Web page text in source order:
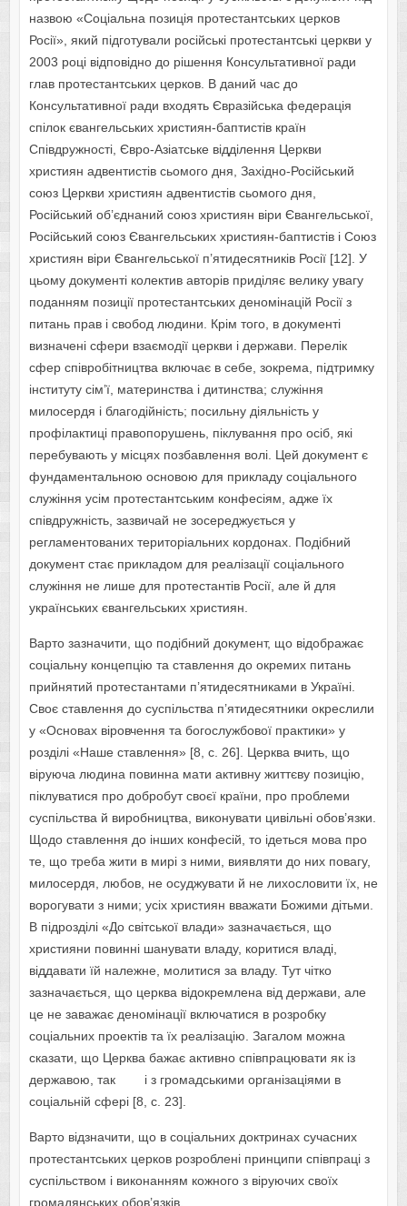
назвою «Соціальна позиція протестантських церков
Росії», який підготували російські протестантські церкви у
2003 році відповідно до рішення Консультативної ради
глав протестантських церков. В даний час до
Консультативної ради входять Євразійська федерація
спілок євангельських християн-баптистів країн
Співдружності, Євро-Азіатське відділення Церкви
християн адвентистів сьомого дня, Західно-Російський
союз Церкви християн адвентистів сьомого дня,
Російський об’єднаний союз християн віри Євангельської,
Російський союз Євангельських християн-баптистів і Союз
християн віри Євангельської п’ятидесятників Росії [12]. У
цьому документі колектив авторів приділяє велику увагу
поданням позиції протестантських деномінацій Росії з
питань прав і свобод людини. Крім того, в документі
визначені сфери взаємодії церкви і держави. Перелік
сфер співробітництва включає в себе, зокрема, підтримку
інституту сім’ї, материнства і дитинства; служіння
милосердя і благодійність; посильну діяльність у
профілактиці правопорушень, піклування про осіб, які
перебувають у місцях позбавлення волі. Цей документ є
фундаментальною основою для прикладу соціального
служіння усім протестантським конфесіям, адже їх
співдружність, зазвичай не зосереджується у
регламентованих територіальних кордонах. Подібний
документ стає прикладом для реалізації соціального
служіння не лише для протестантів Росії, але й для
українських євангельських християн.
Варто зазначити, що подібний документ, що відображає
соціальну концепцію та ставлення до окремих питань
прийнятий протестантами п’ятидесятниками в Україні.
Своє ставлення до суспільства п’ятидесятники окреслили
у «Основах віровчення та богослужбової практики» у
розділі «Наше ставлення» [8, с. 26]. Церква вчить, що
віруюча людина повинна мати активну життєву позицію,
піклуватися про добробут своєї країни, про проблеми
суспільства й виробництва, виконувати цивільні обов’язки.
Щодо ставлення до інших конфесій, то ідеться мова про
те, що треба жити в мирі з ними, виявляти до них повагу,
милосердя, любов, не осуджувати й не лихословити їх, не
ворогувати з ними; усіх християн вважати Божими дітьми.
В підрозділі «До світської влади» зазначається, що
християни повинні шанувати владу, коритися владі,
віддавати їй належне, молитися за владу. Тут чітко
зазначається, що церква відокремлена від держави, але
це не заважає деномінації включатися в розробку
соціальних проектів та їх реалізацію. Загалом можна
сказати, що Церква бажає активно співпрацювати як із
державою, так і з громадськими організаціями в
соціальній сфері [8, с. 23].
Варто відзначити, що в соціальних доктринах сучасних
протестантських церков розроблені принципи співпраці з
суспільством і виконанням кожного з віруючих своїх
громадянських обов’язків.